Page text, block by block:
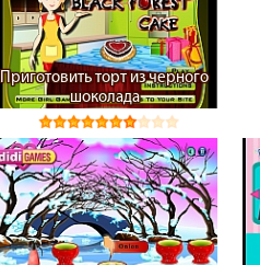
Приготовить торт из черного
шоколада